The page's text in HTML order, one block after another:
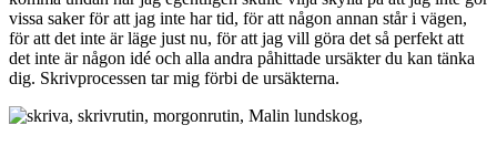
vissa saker för att jag inte har tid, för att någon annan står i vägen,
för att det inte är läge just nu, för att jag vill göra det så perfekt att
det inte är någon idé och alla andra påhittade ursäkter du kan tänka
dig. Skrivprocessen tar mig förbi de ursäkterna.